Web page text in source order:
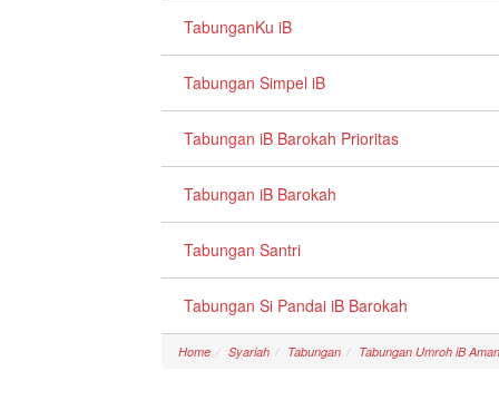
TabunganKu iB
Tabungan Simpel iB
Tabungan iB Barokah Prioritas
Tabungan iB Barokah
Tabungan Santri
Tabungan Si Pandai iB Barokah
Home Syariah Tabungan Tabungan Umroh iB